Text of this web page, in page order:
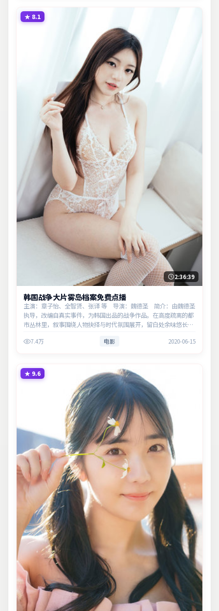
★ 8.1
2:36:39
韩国战争大片雾岛档案免费点播
主演：章子怡、全智贤、张译 等 导演：魏德圣 简介：由魏德圣
执导，改编自真实事件，为韩国出品的战争作品。在高度疏离的都
市丛林里，叙事围绕人物抉择与时代氛围展开，留白处余味悠长，
义。7.4万 电影 2020-06-15
★ 9.6